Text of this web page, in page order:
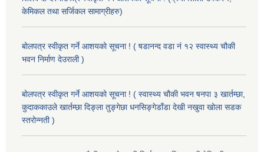
केमिकल तथा सर्जिकल सामाग्रीहरु)
बोलपत्र स्वीकृत गर्ने आशयको सूचना ! ( षडानन्द वडा नं १२ स्वास्थ्य चौकी
भवन निर्माण देउराली )
बोलपत्र स्वीकृत गर्ने आशयको सूचना ! ( स्वास्थ्य चौकी भवन षनपा ३ खार्तम्छा,
कुदाककाउले खार्तम्छा दिङ्ला तुङ्गेछा धनसिङ्गेडाँडा देखी नखुवा खोला सडक
स्तरोन्नती )